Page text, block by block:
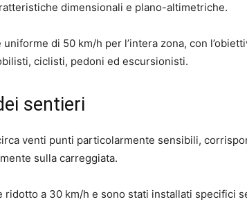
dimensionali e plano-altimetriche.
di 50 km/h per l’intera zona, con
ciclisti, pedoni ed escursionisti.
sentieri
venti punti particolarmente sensibili,
sulla carreggiata.
a 30 km/h e sono stati installati specifici